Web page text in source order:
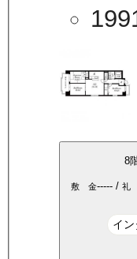
8
敷 金-----/ 礼
イ